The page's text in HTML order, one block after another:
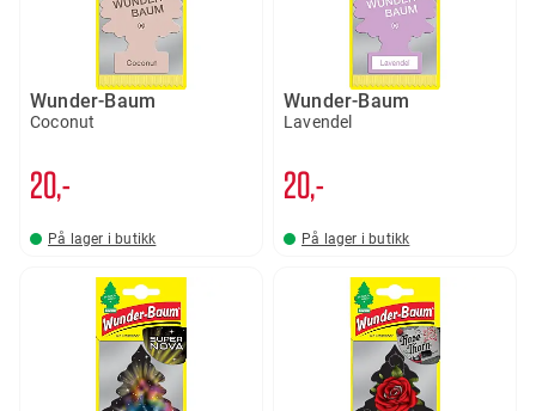
Wunder-Baum
Coconut
20,-
På lager i butikk
Wunder-Baum
Lavendel
20,-
På lager i butikk